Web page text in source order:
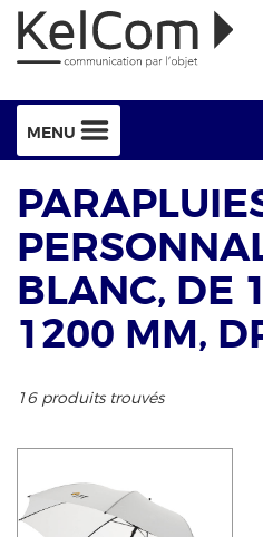
MENU
BLANC, DE
1200 MM,
16 produits trouvés